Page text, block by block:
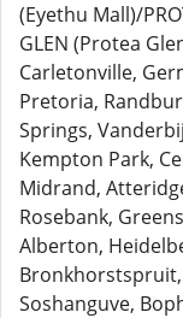
(Eyethu Mall)/
GLEN (Protea
Carletonville,
Pretoria,
Springs,
Kempton Park,
Midrand,
Rosebank,
Alberton,
Bronkhorstspruit,
Soshanguve,